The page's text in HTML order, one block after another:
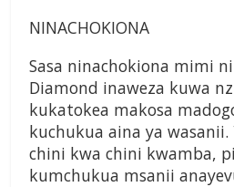
NINACHOKIONA
Sasa ninachokiona mimi
Diamond inaweza kuwa
kukatokea makosa
kuchukua aina ya wasanii.
chini kwa chini kwamba,
kumchukua msanii